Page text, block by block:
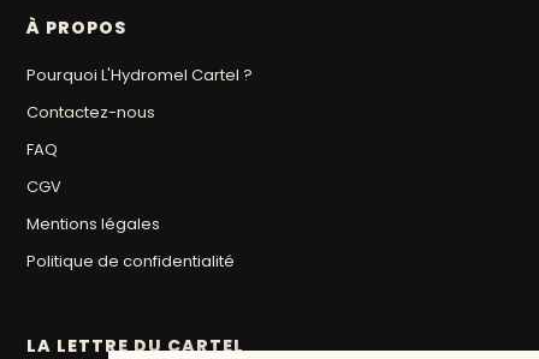
À PROPOS
Pourquoi L'Hydromel Cartel ?
Contactez-nous
FAQ
CGV
Mentions légales
Politique de confidentialité
LA LETTRE DU CARTEL